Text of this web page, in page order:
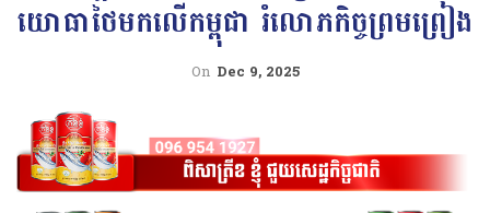
យោធាថៃមកលើកម្ពុជា រំលោភកិច្ចព្រមព្រៀង
On Dec 9, 2025